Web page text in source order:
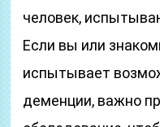
человек,
Если вы или
испытывает
деменции, важно